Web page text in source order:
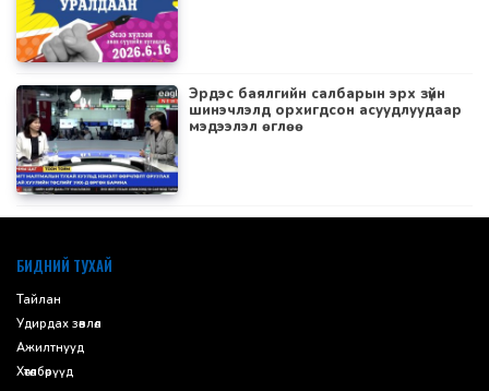
Эрдэс баялгийн салбарын эрх зүйн
шинэчлэлд орхигдсон асуудлуудаар
мэдээлэл өглөө
БИДНИЙ ТУХАЙ
Тайлан
Удирдах зөвлөл
Ажилтнууд
Хөтөлбөрүүд